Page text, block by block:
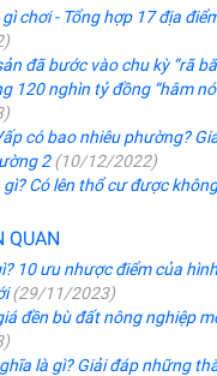
gì chơi - Tổng hợp 17 địa
đã bước vào chu kỳ “rã
120 nghìn tỷ đồng “hâm
có bao nhiêu phường?
2(10/12/2022)
gì? Có lên thổ cư được
QUAN
10 ưu nhược điểm của
(29/11/2023)
đền bù đất nông nghiệp
là gì? Giải đáp những